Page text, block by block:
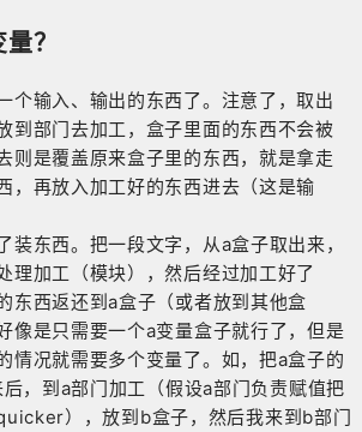
？
个输入、输出的东西了。注意了，取出
到部门去加工，盒子里面的东西不会被
则是覆盖原来盒子里的东西，就是拿走
，再放入加工好的东西进去（这是输
装东西。把一段文字，从a盒子取出来，
理加工（模块），然后经过加工好了
东西返还到a盒子（或者放到其他盒
像是只需要一个a变量盒子就行了，但是
情况就需要多个变量了。如，把a盒子的
，到a部门加工（假设a部门负责赋值把
），放到b盒子，然后我来到b部门